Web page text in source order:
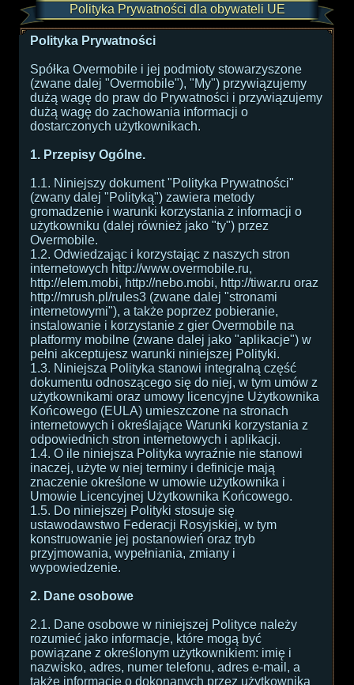
Polityka Prywatności dla obywateli UE
Polityka Prywatności
Spółka Overmobile i jej podmioty stowarzyszone
(zwane dalej "Overmobile"), "My") przywiązujemy
dużą wagę do praw do Prywatności i przywiązujemy
dużą wagę do zachowania informacji o
dostarczonych użytkownikach.
1. Przepisy Ogólne.
1.1. Niniejszy dokument "Polityka Prywatności"
(zwany dalej "Polityką") zawiera metody
gromadzenie i warunki korzystania z informacji o
użytkowniku (dalej również jako "ty") przez
Overmobile.
1.2. Odwiedzając i korzystając z naszych stron
internetowych http://www.overmobile.ru,
http://elem.mobi, http://nebo.mobi, http://tiwar.ru oraz
http://mrush.pl/rules3 (zwane dalej "stronami
internetowymi"), a także poprzez pobieranie,
instalowanie i korzystanie z gier Overmobile na
platformy mobilne (zwane dalej jako "aplikacje") w
pełni akceptujesz warunki niniejszej Polityki.
1.3. Niniejsza Polityka stanowi integralną część
dokumentu odnoszącego się do niej, w tym umów z
użytkownikami oraz umowy licencyjne Użytkownika
Końcowego (EULA) umieszczone na stronach
internetowych i określające Warunki korzystania z
odpowiednich stron internetowych i aplikacji.
1.4. O ile niniejsza Polityka wyraźnie nie stanowi
inaczej, użyte w niej terminy i definicje mają
znaczenie określone w umowie użytkownika i
Umowie Licencyjnej Użytkownika Końcowego.
1.5. Do niniejszej Polityki stosuje się
ustawodawstwo Federacji Rosyjskiej, w tym
konstruowanie jej postanowień oraz tryb
przyjmowania, wypełniania, zmiany i
wypowiedzenie.
2. Dane osobowe
2.1. Dane osobowe w niniejszej Polityce należy
rozumieć jako informacje, które mogą być
powiązane z określonym użytkownikiem: imię i
nazwisko, adres, numer telefonu, adres e-mail, a
także informacje o dokonanych przez użytkownika